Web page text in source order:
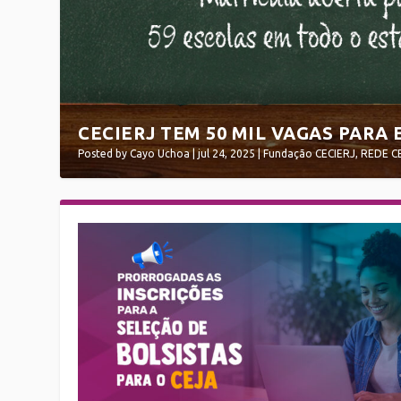
CECIERJ TEM 50 MIL VAGAS
Posted byCayo Uchoa|jul 24, 2025|Fundação CECIERJ ,REDE